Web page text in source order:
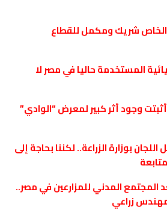
الخاص شريك ومكمل للقطاع
المستخدمة حاليا في مصر لا
وجود أثر كبير لمعرض “الوادي”
بوزارة الزراعة.. لكننا بحاجة إلى
المجتمع المدني للمزارعين في مصر..
زراعي